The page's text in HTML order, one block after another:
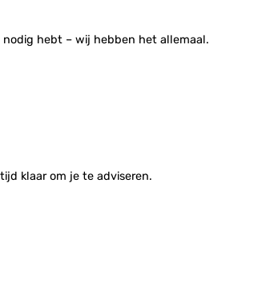
hebt – wij hebben het allemaal.
klaar om je te adviseren.